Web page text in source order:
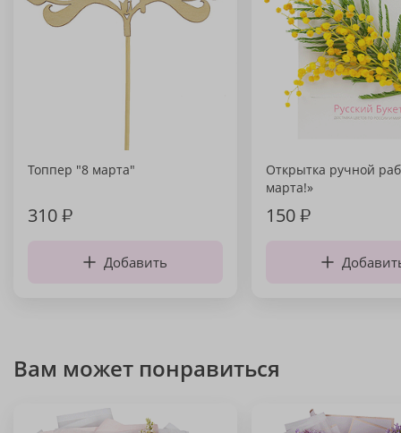
Топпер "8 марта"
310₽
Добавить
Открытка ручной
марта!»
150₽
Вам может понравиться